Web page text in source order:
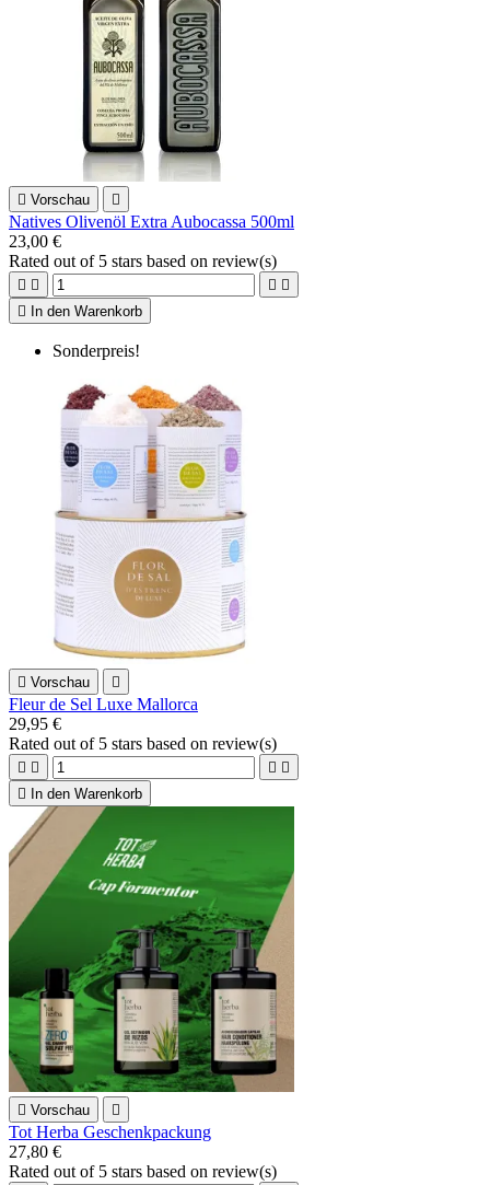
 Vorschau 
Natives Olivenöl Extra Aubocassa 500ml
23,00 €
Rated out of 5 stars based on review(s)
   

In den Warenkorb
Sonderpreis!
 Vorschau 
Fleur de Sel Luxe Mallorca
29,95 €
Rated out of 5 stars based on review(s)
   

In den Warenkorb
 Vorschau 
Tot Herba Geschenkpackung
27,80 €
Rated out of 5 stars based on review(s)